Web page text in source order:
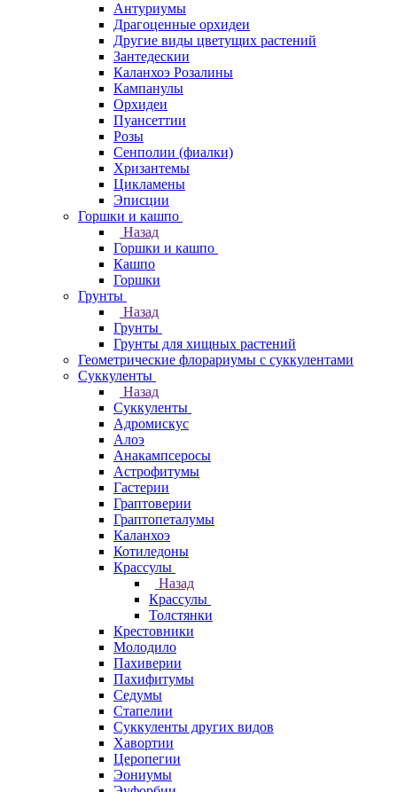
Антуриумы
Драгоценные орхидеи
Другие виды цветущих растений
Зантедескии
Каланхоэ Розалины
Кампанулы
Орхидеи
Пуансеттии
Розы
Сенполии (фиалки)
Хризантемы
Цикламены
Эписции
Горшки и кашпо
Назад
Горшки и кашпо
Кашпо
Горшки
Грунты
Назад
Грунты
Грунты для хищных растений
Геометрические флорариумы с суккулентами
Суккуленты
Назад
Суккуленты
Адромискус
Алоэ
Анакампсеросы
Астрофитумы
Гастерии
Граптоверии
Граптопеталумы
Каланхоэ
Котиледоны
Крассулы
Назад
Крассулы
Толстянки
Крестовники
Молодило
Пахиверии
Пахифитумы
Седумы
Стапелии
Суккуленты других видов
Хавортии
Церопегии
Эониумы